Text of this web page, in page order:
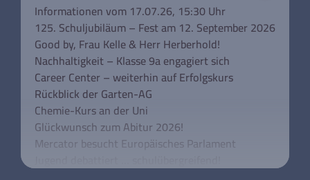
Informationen vom 17.07.26, 15:30 Uhr
125. Schuljubiläum – Fest am 12. September 2026
Good by, Frau Kelle & Herr Herberhold!
Nachhaltigkeit – Klasse 9a engagiert sich
Career Center – weiterhin auf Erfolgskurs
Rückblick der Garten-AG
Chemie-Kurs an der Uni
Glückwunsch zum Abitur 2026!
Mercator besucht Europäisches Parlament